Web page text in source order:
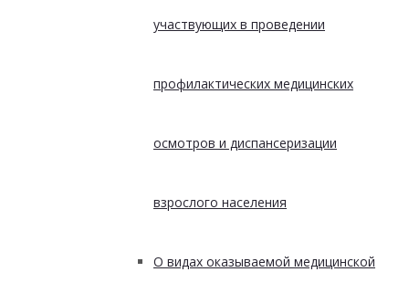
участвующих в проведении
профилактических медицинских
осмотров и диспансеризации
взрослого населения
О видах оказываемой медицинской